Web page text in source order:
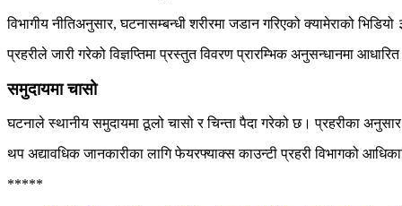
विभागीय नीतिअनुसार, घटनासम्बन्धी शरीरमा जडान गरिएको क्यामेराको
प्रहरीले जारी गरेको विज्ञप्तिमा प्रस्तुत विवरण प्रारम्भिक अनुसन्धानमा
समुदायमा चासो
घटनाले स्थानीय समुदायमा ठूलो चासो र चिन्ता पैदा गरेको छ। प्रहरीका
थप अद्यावधिक जानकारीका लागि फेयरफ्याक्स काउन्टी प्रहरी विभागको
*****